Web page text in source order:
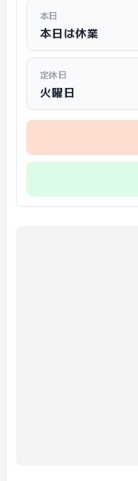
本日
本日は休業
定休日
火曜日